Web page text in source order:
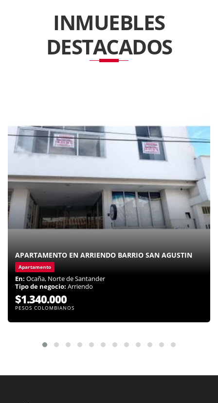
INMUEBLES
DESTACADOS
APARTAMENTO EN ARRIENDO BARRIO SAN AGUSTIN
Apartamento
En: Ocaña, Norte de Santander
Tipo de negocio: Arriendo
$1.340.000
PESOS COLOMBIANOS